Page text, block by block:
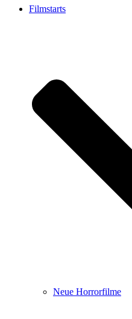
Filmstarts
Neue Horrorfilme